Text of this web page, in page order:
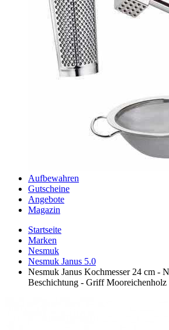
Aufbewahren
Gutscheine
Angebote
Magazin
Startseite
Marken
Nesmuk
Nesmuk Janus 5.0
Nesmuk Janus Kochmesser 24 cm -
Beschichtung - Griff Mooreichenholz